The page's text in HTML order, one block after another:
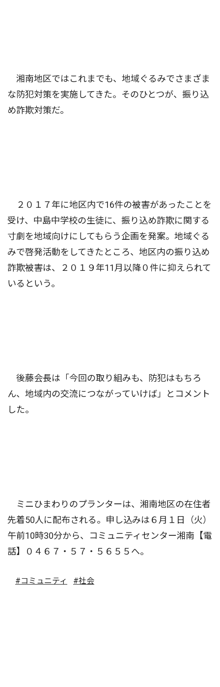
湘南地区ではこれまでも、地域ぐるみでさまざま
な防犯対策を実施してきた。そのひとつが、振り込
め詐欺対策だ。
２０１７年に地区内で16件の被害があったことを
受け、中島中学校の生徒に、振り込め詐欺に関する
寸劇を地域向けにしてもらう企画を発案。地域ぐる
みで啓発活動をしてきたところ、地区内の振り込め
詐欺被害は、２０１９年11月以降０件に抑えられて
いるという。
後藤会長は「今回の取り組みも、防犯はもちろ
ん、地域内の交流につながっていけば」とコメント
した。
ミニひまわりのプランターは、湘南地区の在住者
先着50人に配布される。申し込みは６月１日（火）
午前10時30分から、コミュニティセンター湘南【電
話】０４６７・５７・５６５５へ。
#コミュニティ #社会